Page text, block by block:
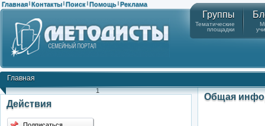
Главная | Контакты | Поиск | Помощь | Реклама
Группы
Тематические
площадки
Главная
1
Действия
Общая